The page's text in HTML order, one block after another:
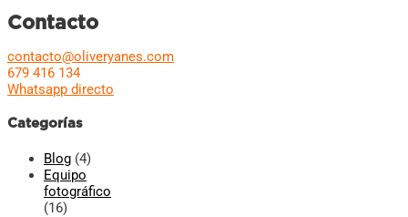
Contacto
contacto@oliveryanes.com
679 416 134
Whatsapp directo
Categorías
Blog (4)
Equipo
fotográfico
(16)